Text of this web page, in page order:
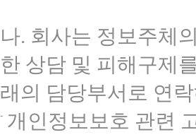
나. 회사는 정보주체
한 상담 및 피해구제
래의 담당부서로 연
개인정보보호 관련